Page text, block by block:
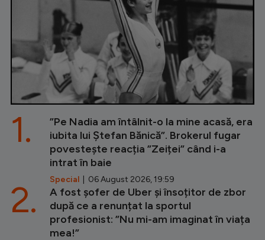
”Pe Nadia am întâlnit-o la mine acasă, era
iubita lui Ștefan Bănică”. Brokerul fugar
povestește reacția ”Zeiței” când i-a
intrat în baie
Special | 06 August 2026, 19:59
1.
A fost șofer de Uber și însoțitor de zbor
după ce a renunțat la sportul
profesionist: ”Nu mi-am imaginat în viața
mea!”
2.